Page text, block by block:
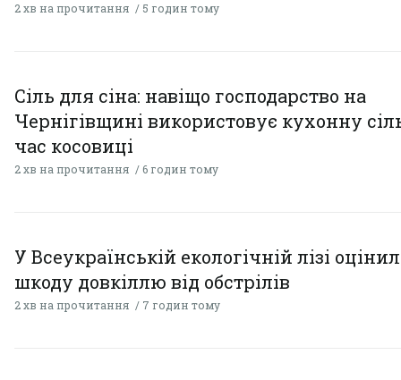
2 хв на прочитання 5 годин тому
Сіль для сіна: навіщо господарство на
Чернігівщині використовує кухонну
час косовиці
2 хв на прочитання 6 годин тому
У Всеукраїнській екологічній лізі
шкоду довкіллю від обстрілів
2 хв на прочитання 7 годин тому